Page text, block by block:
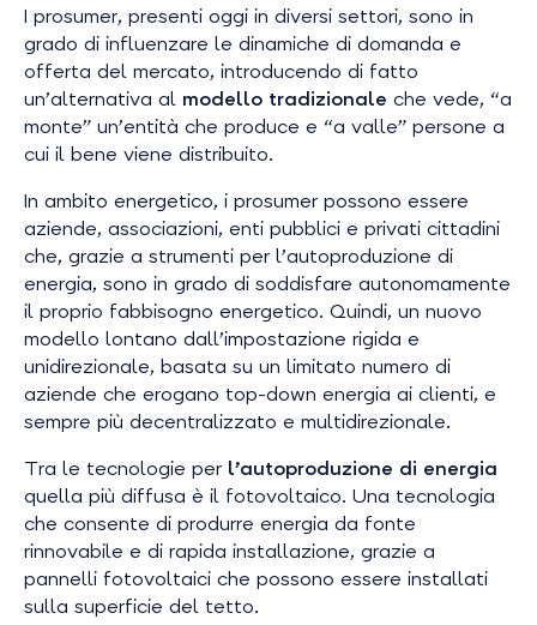
I prosumer, presenti oggi in diversi settori, sono in
grado di influenzare le dinamiche di domanda e
offerta del mercato, introducendo di fatto
un’alternativa al modello tradizionale che vede, “a
monte” un’entità che produce e “a valle” persone a
cui il bene viene distribuito.
In ambito energetico, i prosumer possono essere
aziende, associazioni, enti pubblici e privati cittadini
che, grazie a strumenti per l’autoproduzione di
energia, sono in grado di soddisfare autonomamente
il proprio fabbisogno energetico. Quindi, un nuovo
modello lontano dall’impostazione rigida e
unidirezionale, basata su un limitato numero di
aziende che erogano top-down energia ai clienti, e
sempre più decentralizzato e multidirezionale.
Tra le tecnologie per l’autoproduzione di energia
quella più diffusa è il fotovoltaico. Una tecnologia
che consente di produrre energia da fonte
rinnovabile e di rapida installazione, grazie a
pannelli fotovoltaici che possono essere installati
sulla superficie del tetto.